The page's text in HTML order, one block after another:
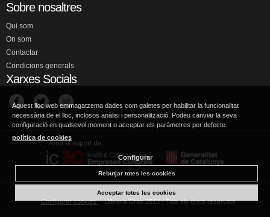
Sobre nosaltres
Qui som
On som
Contactar
Condicions generals
Xarxes Socials
Configurar cookies Llibreria Drac 2013 - Tots els drets reservats
Aquest lloc web emmagatzema dades com galetes per habilitar la funcionalitat
necessària de el lloc, inclosos anàlisi i personalització. Podeu canviar la seva
configuració en qualsevol moment o acceptar els paràmetres per defecte.
política de cookies
Configurar
Rebutjar totes les cookies
Acceptar totes les cookies